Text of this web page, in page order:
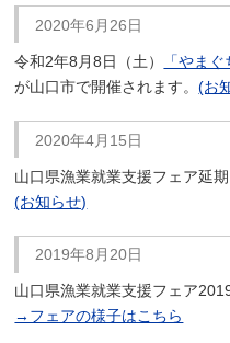
2020年6月26日
令和2年8月8日（土）
「やま
が山口市で開催されます。(お
2020年4月15日
山口県漁業就業支援フェア延
(お知らせ)
2019年8月20日
山口県漁業就業支援フェア
→フェアの様子はこちら